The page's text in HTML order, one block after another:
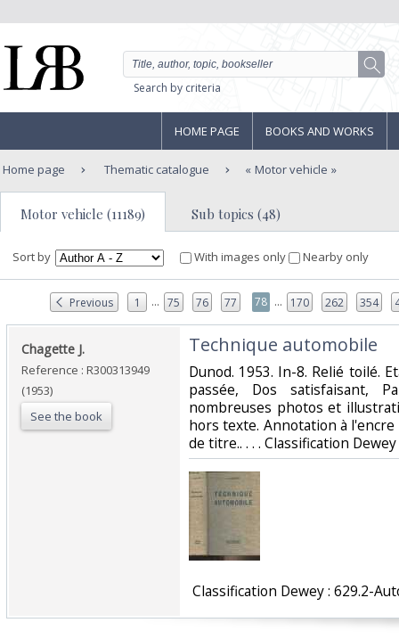
Search by criteria
HOME PAGE BOOKS AND WORKS
Home page Thematic catalogue Motor vehicle
Motor vehicle (11189) Sub topics (48)
Sort by With images only Nearby only
Previous 1 ... 75 76 77 78 ... 170 262 354
‎Chagette J.‎
Reference : R300313949
(1953)
See the book
‎Technique automobile‎
‎Dunod. 1953. In-8. Relié toilé.
passée, Dos satisfaisant,
nombreuses photos et
hors texte. Annotation à
de titre.. . . . Classification
Classification Dewey : 629.2-